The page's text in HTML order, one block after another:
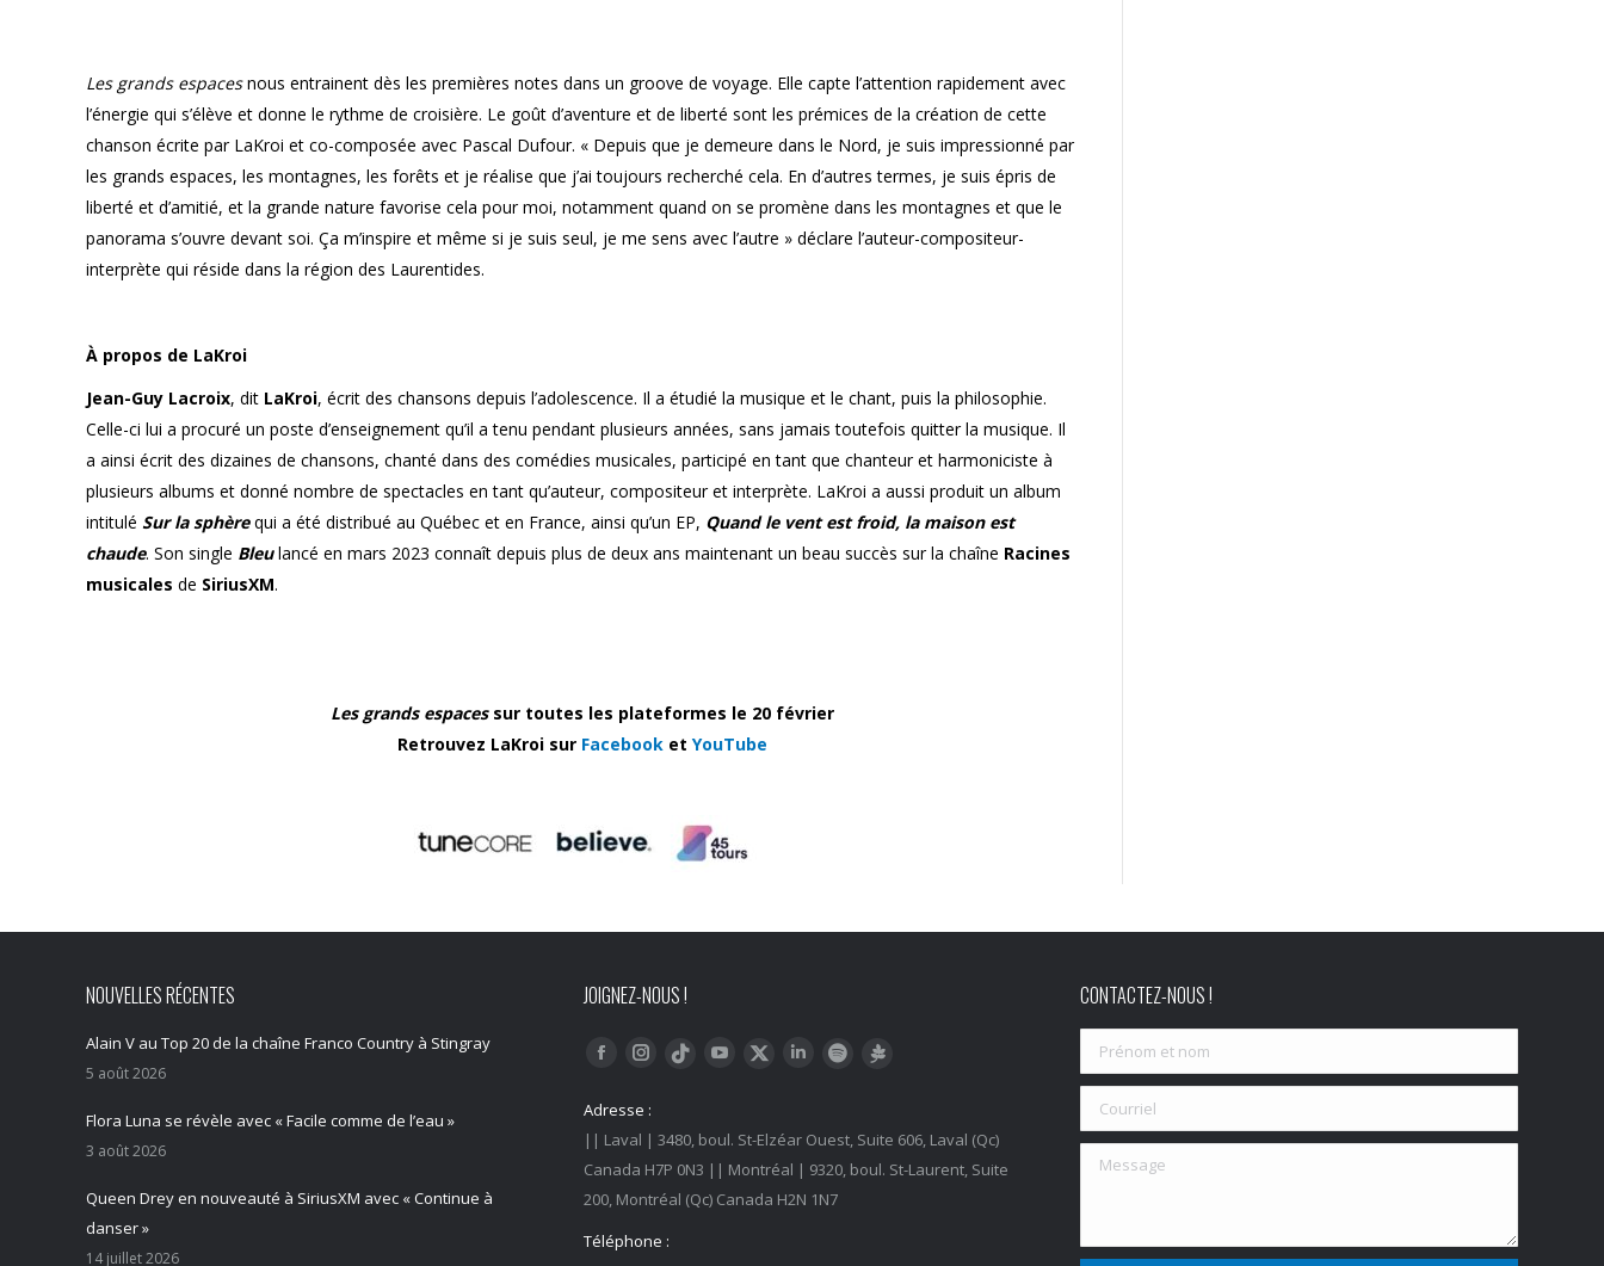
Les grands espacesnous entrainent dès les premières notes dans un groove de voyage. Elle capte l’attention rapidement avec
l’énergie qui s’élève et donne le rythme de croisière. Le goût d’aventure et de liberté sont les prémices de la création de cette
chanson écrite par LaKroi et co-composée avec Pascal Dufour. « Depuis que je demeure dans le Nord, je suis impressionné par
les grands espaces, les montagnes, les forêts et je réalise que j’ai toujours recherché cela. En d’autres termes, je suis épris de
liberté et d’amitié, et la grande nature favorise cela pour moi, notamment quand on se promène dans les montagnes et que le
panorama s’ouvre devant soi. Ça m’inspire et même si je suis seul, je me sens avec l’autre » déclare l’auteur-compositeur-
interprète qui réside dans la région des Laurentides.
À propos de LaKroi
Jean-Guy Lacroix, dit LaKroi, écrit des chansons depuis l’adolescence. Il a étudié la musique et le chant, puis la philosophie.
Celle-ci lui a procuré un poste d’enseignement qu’il a tenu pendant plusieurs années, sans jamais toutefois quitter la musique. Il
a ainsi écrit des dizaines de chansons, chanté dans des comédies musicales, participé en tant que chanteur et harmoniciste à
plusieurs albums et donné nombre de spectacles en tant qu’auteur, compositeur et interprète. LaKroi a aussi produit un album
intitulé Sur la sphèrequi a été distribué au Québec et en France, ainsi qu’un EP, Quand le vent est froid, la maison est
chaude. Son single Bleulancé en mars 2023 connaît depuis plus de deux ans maintenant un beau succès sur la chaîne Racines
musicales de SiriusXM.
Les grands espacessur toutes les plateformes le 20 février
Retrouvez LaKroi sur Facebook etYouTube
NOUVELLES RÉCENTES
Alain V au Top 20 de la chaîne Franco Country à Stingray
5 août 2026
Flora Luna se révèle avec « Facile comme de l’eau »
3 août 2026
Queen Drey en nouveauté à SiriusXM avec « Continue à
danser »
14 juillet 2026
JOIGNEZ-NOUS !
Trouvez nous sur :
FacebookInstagram
Tiktok YouTubeTwitter LinkedInSpotify
Adresse :
|| Laval | 3480, boul. St-Elzéar Ouest, Suite 606, Laval (Qc)
Canada H7P 0N3 || Montréal | 9320, boul. St-Laurent, Suite
200, Montréal (Qc) Canada H2N 1N7
Téléphone :
CONTACTEZ-NOUS !